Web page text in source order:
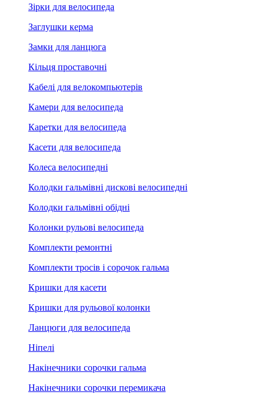
Зірки для велосипеда
Заглушки керма
Замки для ланцюга
Кільця проставочні
Кабелі для велокомпьютерів
Камери для велосипеда
Каретки для велосипеда
Касети для велосипеда
Колеса велосипедні
Колодки гальмівні дискові велосипедні
Колодки гальмівні обідні
Колонки рульові велосипеда
Комплекти ремонтні
Комплекти тросів і сорочок гальма
Кришки для касети
Кришки для рульової колонки
Ланцюги для велосипеда
Ніпелі
Накінечники сорочки гальма
Накінечники сорочки перемикача